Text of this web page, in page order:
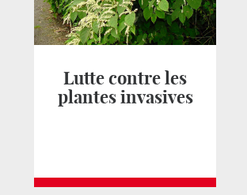
Lutte contre les
plantes invasives